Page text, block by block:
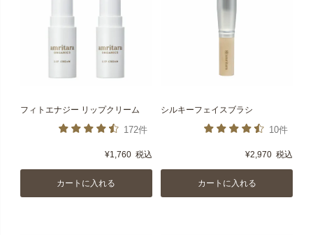
フィトエナジー リップクリーム
172件
¥1,760 税込
カートに入れる
シルキーフェイスブラシ
10件
¥2,970 税込
カートに入れる